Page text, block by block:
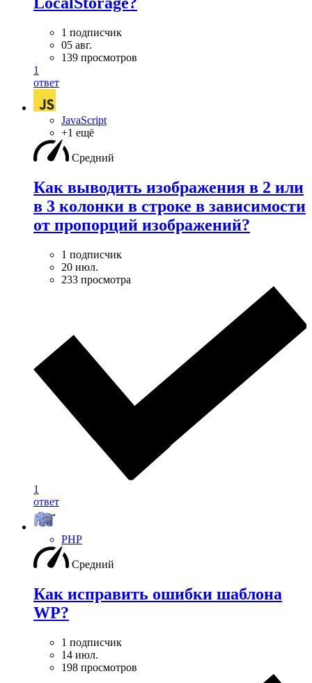
1 подписчик
05 авг.
139 просмотров
1
ответ
JavaScript
+1 ещё
Средний
Как выводить изображения в 2 или
в 3 колонки в строке в зависимости
от пропорций изображений?
1 подписчик
20 июл.
233 просмотра
1
ответ
PHP
Средний
Как исправить ошибки шаблона
WP?
1 подписчик
14 июл.
198 просмотров